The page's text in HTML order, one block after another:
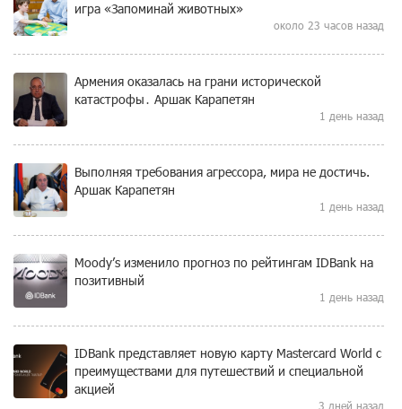
игра «Запоминай животных»
около 23 часов назад
Армения оказалась на грани исторической
катастрофы․ Аршак Карапетян
1 день назад
Выполняя требования агрессора, мира не достичь.
Аршак Карапетян
1 день назад
Moody’s изменило прогноз по рейтингам IDBank на
позитивный
1 день назад
IDBank представляет новую карту Mastercard World с
преимуществами для путешествий и специальной
акцией
3 дней назад